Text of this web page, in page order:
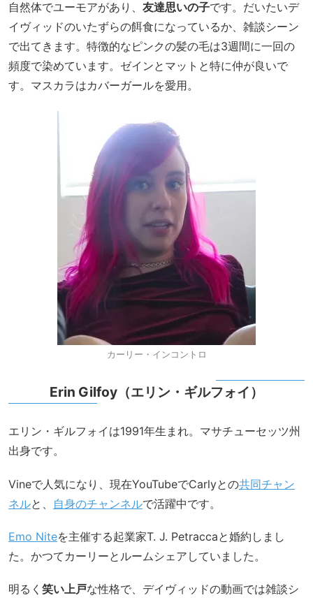
自然体でユーモアがあり、 友達思いの子です。だいたいデ
イヴィッドのいたずらの餌食になっているか、雑談シーン
で出てきます。特徴的なピンクの髪の毛は3週間に一回の
頻度で染めています。ゼインとマットと特に仲が良いで
す。マスカラはカバーガールを愛用。
カーリー・インコントロ
Erin Gilfoy（エリン・ギルフォイ）
エリン・ギルフォイは1991年生まれ。マサチューセッツ州
出身です。
Vineで人気になり、現在YouTubeでCarlyとの共同チャン
ネルと、 自身のチャンネルで活躍中です。
Emo Niteを主催する起業家T. J. Petraccaと婚約しまし
た。かつてカーリーとルームシェアしていました。
明るく 笑い上戸な性格で、デイヴィッドの動画では雑談シ